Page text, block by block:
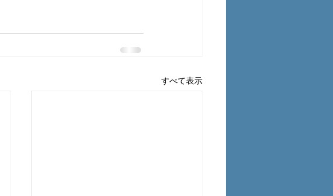
すべて表示